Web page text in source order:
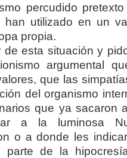
percudido
han utilizado en un
propia.
de esta situación y
argumental
que las
del organismo
que ya sacaron
a la luminosa
o a donde les
parte de la